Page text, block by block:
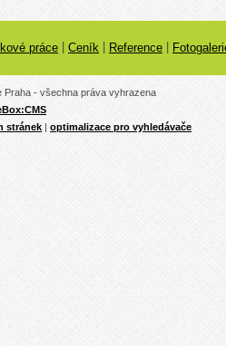
práce Ceník Reference
Praha - všechna práva vyhrazena
stránek |optimalizace pro vyhledávače